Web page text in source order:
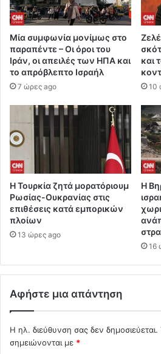
Μία συμφωνία μονίμως στο
παραπέντε – Οι όροι του
Ιράν, οι απειλές των ΗΠΑ και
το απρόβλεπτο Ισραήλ
7 ώρες ago
και
10
Η Τουρκία ζητά μορατόριουμ
Ρωσίας-Ουκρανίας στις
επιθέσεις κατά εμπορικών
πλοίων
13 ώρες ago
Η
16
Αφήστε μια απάντηση
Η ηλ. διεύθυνση σας δεν δημοσιεύεται.
σημειώνονται με *